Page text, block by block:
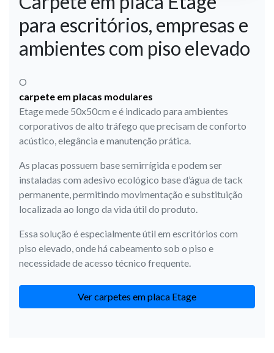
para escritórios, empresas e
ambientes com piso elevado
O
carpete em placas modulares
Etage mede 50x50cm e é indicado para ambientes
corporativos de alto tráfego que precisam de conforto
acústico, elegância e manutenção prática.
As placas possuem base semirrígida e podem ser
instaladas com adesivo ecológico base d’água de tack
permanente, permitindo movimentação e substituição
localizada ao longo da vida útil do produto.
Essa solução é especialmente útil em escritórios com
piso elevado, onde há cabeamento sob o piso e
necessidade de acesso técnico frequente.
Ver carpetes em placa Etage